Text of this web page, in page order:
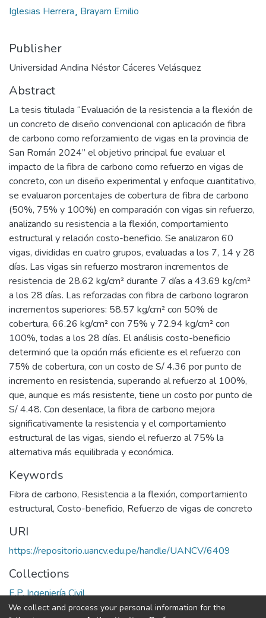
Iglesias Herrera¸ Brayam Emilio
Publisher
Universidad Andina Néstor Cáceres Velásquez
Abstract
La tesis titulada “Evaluación de la resistencia a la flexión de
un concreto de diseño convencional con aplicación de fibra
de carbono como reforzamiento de vigas en la provincia de
San Román 2024” el objetivo principal fue evaluar el
impacto de la fibra de carbono como refuerzo en vigas de
concreto, con un diseño experimental y enfoque cuantitativo,
se evaluaron porcentajes de cobertura de fibra de carbono
(50%, 75% y 100%) en comparación con vigas sin refuerzo,
analizando su resistencia a la flexión, comportamiento
estructural y relación costo-beneficio. Se analizaron 60
vigas, divididas en cuatro grupos, evaluadas a los 7, 14 y 28
días. Las vigas sin refuerzo mostraron incrementos de
resistencia de 28.62 kg/cm² durante 7 días a 43.69 kg/cm²
a los 28 días. Las reforzadas con fibra de carbono lograron
incrementos superiores: 58.57 kg/cm² con 50% de
cobertura, 66.26 kg/cm² con 75% y 72.94 kg/cm² con
100%, todas a los 28 días. El análisis costo-beneficio
determinó que la opción más eficiente es el refuerzo con
75% de cobertura, con un costo de S/ 4.36 por punto de
incremento en resistencia, superando al refuerzo al 100%,
que, aunque es más resistente, tiene un costo por punto de
S/ 4.48. Con desenlace, la fibra de carbono mejora
significativamente la resistencia y el comportamiento
estructural de las vigas, siendo el refuerzo al 75% la
alternativa más equilibrada y económica.
Keywords
Fibra de carbono, Resistencia a la flexión, comportamiento
estructural, Costo-beneficio, Refuerzo de vigas de concreto
URI
https://repositorio.uancv.edu.pe/handle/UANCV/6409
Collections
E.P. Ingeniería Civil
We collect and process your personal information for the